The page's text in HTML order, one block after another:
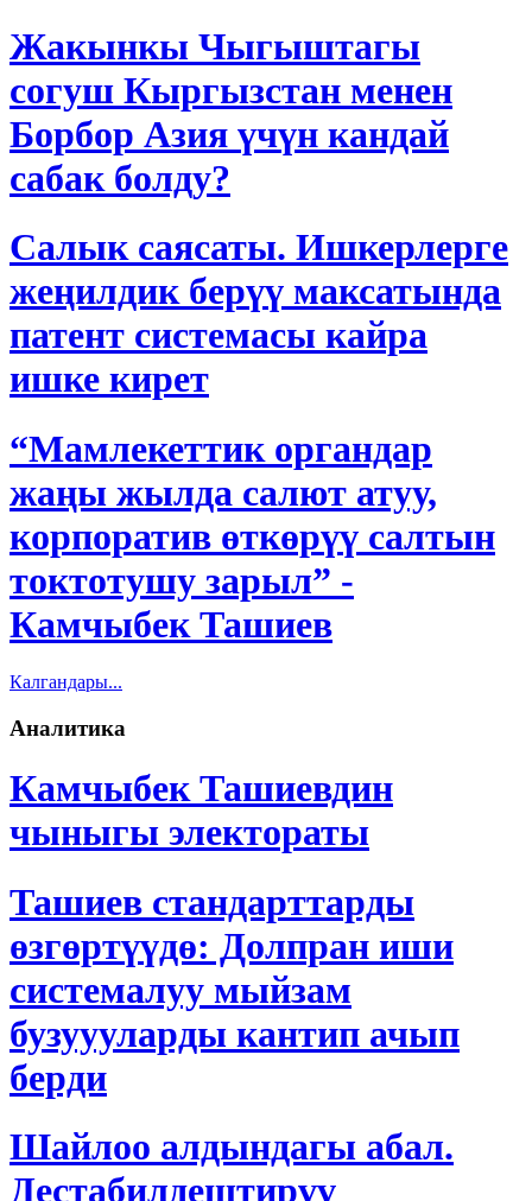
Жакынкы Чыгыштагы
согуш Кыргызстан менен
Борбор Азия үчүн кандай
сабак болду?
Салык саясаты. Ишкерлерге
жеңилдик берүү максатында
патент системасы кайра
ишке кирет
“Мамлекеттик органдар
жаңы жылда салют атуу,
корпоратив өткөрүү салтын
токтотушу зарыл” -
Камчыбек Ташиев
Калгандары...
Аналитика
Камчыбек Ташиевдин
чыныгы электораты
Ташиев стандарттарды
өзгөртүүдө: Долпран иши
системалуу мыйзам
бузуууларды кантип ачып
берди
Шайлоо алдындагы абал.
Дестабилдештирүү